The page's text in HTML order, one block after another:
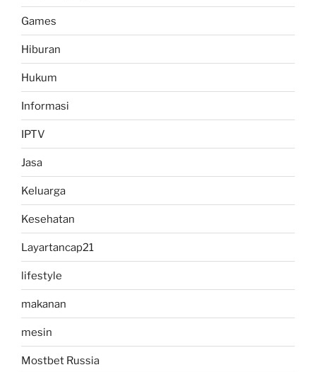
Games
Hiburan
Hukum
Informasi
IPTV
Jasa
Keluarga
Kesehatan
Layartancap21
lifestyle
makanan
mesin
Mostbet Russia